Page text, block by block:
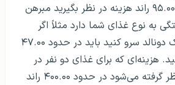
جنوبی باید در حدود ۹۵.۰۰ راند هزینه در نظر بگیرید مبرهن
به نوع غذای شما دارد مثلاً اگر
بخواهید یک وعده مک دونالد سرو کنید باید در حدود ۴۷.۰۰
هزینه‌ای که برای غذای دو نفر در
رستوران متوسط در نظر گرفته می‌شود در حدود ۴۰۰.۰۰ راند